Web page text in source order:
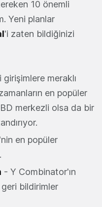
10 önemli
Yeni planlar
'i zaten bildiğinizi
girişimlere meraklı
en popüler
merkezli olsa da bir
en popüler
- Y Combinator'ın
geri bildirimler